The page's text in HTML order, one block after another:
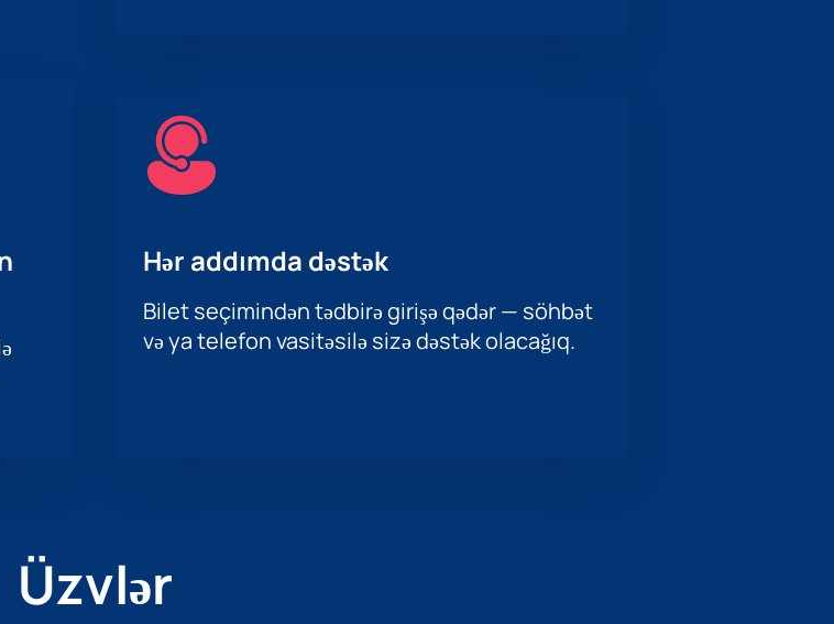
Hər addımda dəstək
Bilet seçimindən tədbirə girişə qədər — söhbət
və ya telefon vasitəsilə sizə dəstək olacağıq.
Üzvlər